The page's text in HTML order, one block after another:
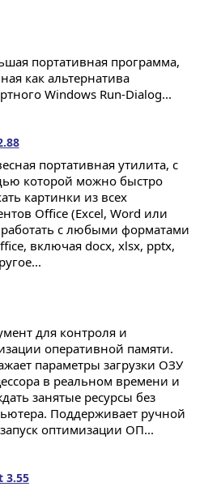
портативная программа,
как альтернатива
Windows Run-Dialog...
портативная утилита, с
которой можно быстро
картинки из всех
Office (Excel, Word или
работать с любыми форматами
включая docx, xlsx, pptx,
для контроля и
оперативной памяти.
параметры загрузки ОЗУ
в реальном времени и
занятые ресурсы без
Поддерживает ручной
оптимизации ОП...
3.55